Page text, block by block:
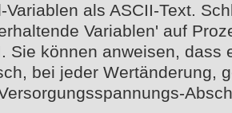
Variablen als ASCII-Text.
Variablen' auf
Sie können anweisen, dass
bei jeder Wertänderung,